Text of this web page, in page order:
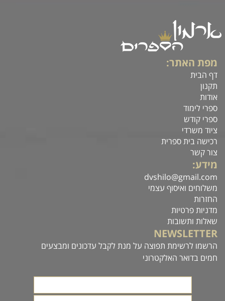
מפת האתר:
דף הבית
תקנון
אודות
ספרי לימוד
ספרי קודש
ציוד משרדי
רכישה בית ספרית
צור קשר
מידע:
dvshilo@gmail.com
משלוחים ואיסוף עצמי
החזרות
מדניות פרטיות
שאלות ותשובות
NEWSLETTER
הרשמו לרשימת תפוצה על מנת לקבל עדכונים ומבצעים
חמים בדואר האלקטרוני